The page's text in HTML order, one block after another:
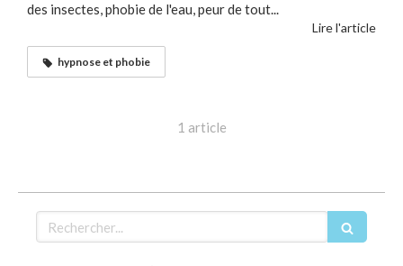
des insectes, phobie de l'eau, peur de tout...
Lire l'article
hypnose et phobie
1 article
Rechercher